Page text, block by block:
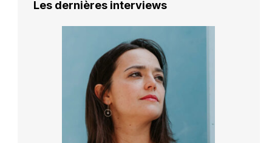
Les dernières interviews